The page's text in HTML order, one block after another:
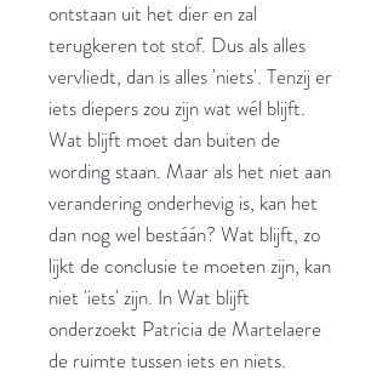
ontstaan uit het dier en zal
terugkeren tot stof. Dus als alles
vervliedt, dan is alles 'niets'. Tenzij er
iets diepers zou zijn wat wél blijft.
Wat blijft moet dan buiten de
wording staan. Maar als het niet aan
verandering onderhevig is, kan het
dan nog wel bestáán? Wat blijft, zo
lijkt de conclusie te moeten zijn, kan
niet 'iets' zijn. In Wat blijft
onderzoekt Patricia de Martelaere
de ruimte tussen iets en niets.